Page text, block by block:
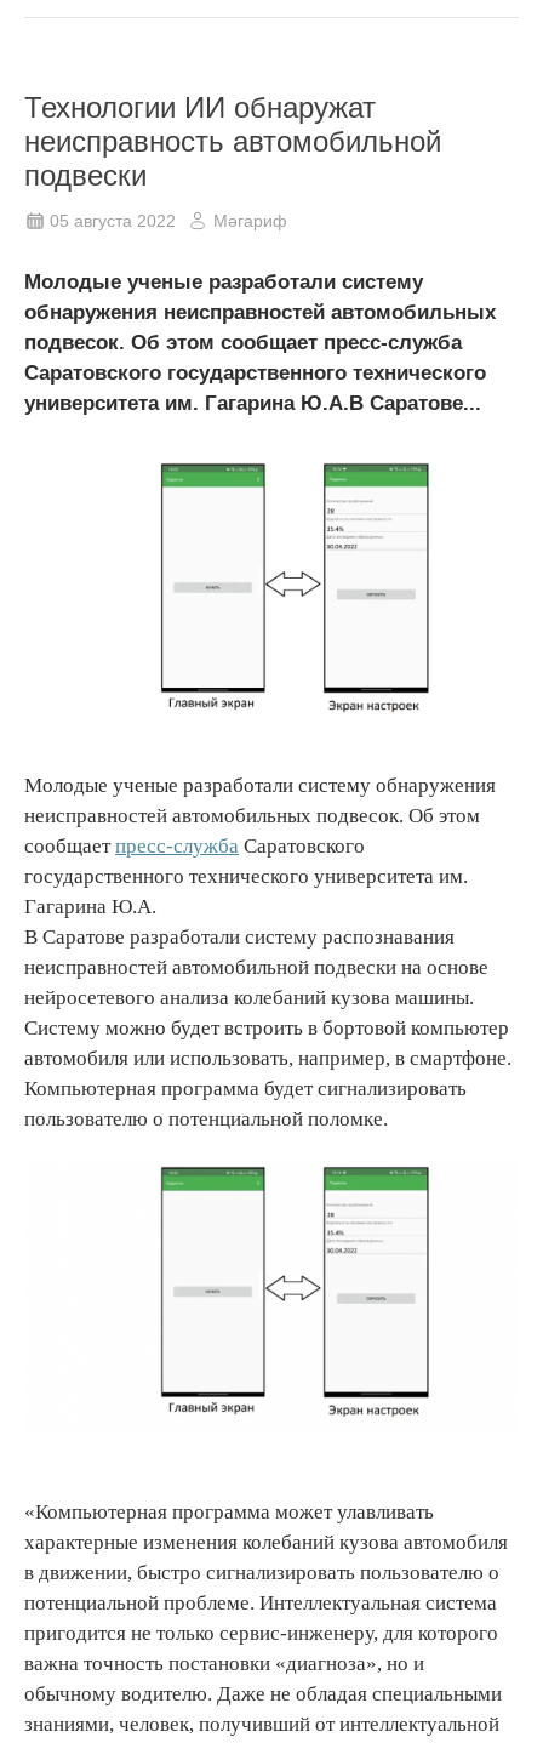
Технологии ИИ обнаружат
неисправность автомобильной
подвески
05 августа 2022 Мәгариф
Молодые ученые разработали систему
обнаружения неисправностей автомобильных
подвесок. Об этом сообщает пресс-служба
Саратовского государственного технического
университета им. Гагарина Ю.А.В Саратове...
Молодые ученые разработали систему обнаружения
неисправностей автомобильных подвесок. Об этом
сообщаетпресс-служба Саратовского
государственного технического университета им.
Гагарина Ю.А.
В Саратове разработали систему распознавания
неисправностей автомобильной подвески на основе
нейросетевого анализа колебаний кузова машины.
Систему можно будет встроить в бортовой компьютер
автомобиля или использовать, например, в смартфоне.
Компьютерная программа будет сигнализировать
пользователю о потенциальной поломке.
«Компьютерная программа может улавливать
характерные изменения колебаний кузова автомобиля
в движении, быстро сигнализировать пользователю о
потенциальной проблеме. Интеллектуальная система
пригодится не только сервис-инженеру, для которого
важна точность постановки «диагноза», но и
обычному водителю. Даже не обладая специальными
знаниями, человек, получивший от интеллектуальной